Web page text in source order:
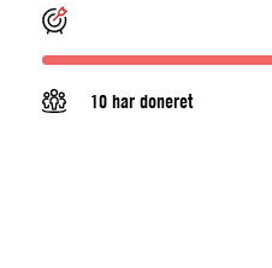
10 har doneret